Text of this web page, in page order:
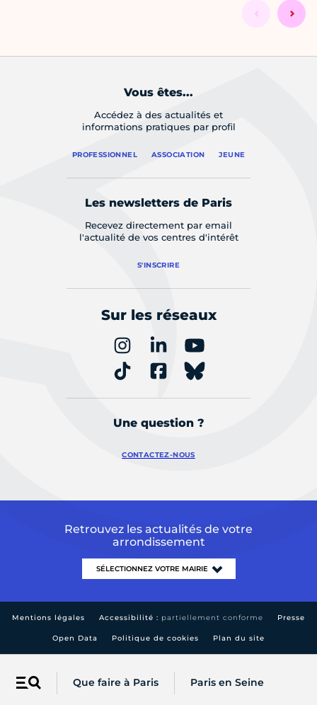
Menu Que faire à Paris Paris en Seine
Vous êtes...
Accédez à des actualités et
informations pratiques par profil
PROFESSIONNEL ASSOCIATION JEUNE
Les newsletters de Paris
Recevez directement par email
l'actualité de vos centres d'intérêt
S'INSCRIRE
Sur les réseaux
Une question ?
CONTACTEZ-NOUS
Retrouvez les actualités de votre
arrondissement
Mentions légales Accessibilité : partiellement conforme Presse
Open Data Politique de cookies Plan du site